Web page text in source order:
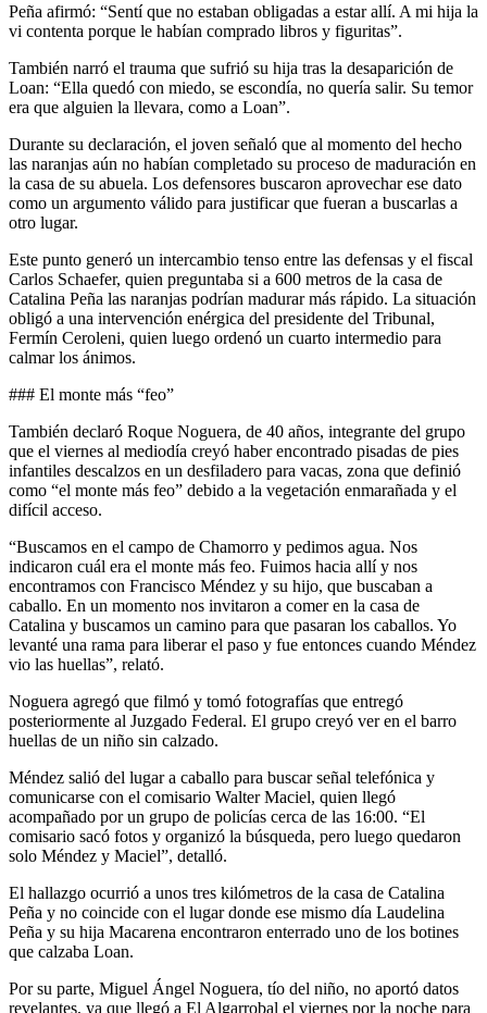
Peña afirmó: “Sentí que no estaban obligadas a estar allí. A mi hija la
vi contenta porque le habían comprado libros y figuritas”.
También narró el trauma que sufrió su hija tras la desaparición de
Loan: “Ella quedó con miedo, se escondía, no quería salir. Su temor
era que alguien la llevara, como a Loan”.
Durante su declaración, el joven señaló que al momento del hecho
las naranjas aún no habían completado su proceso de maduración en
la casa de su abuela. Los defensores buscaron aprovechar ese dato
como un argumento válido para justificar que fueran a buscarlas a
otro lugar.
Este punto generó un intercambio tenso entre las defensas y el fiscal
Carlos Schaefer, quien preguntaba si a 600 metros de la casa de
Catalina Peña las naranjas podrían madurar más rápido. La situación
obligó a una intervención enérgica del presidente del Tribunal,
Fermín Ceroleni, quien luego ordenó un cuarto intermedio para
calmar los ánimos.
### El monte más “feo”
También declaró Roque Noguera, de 40 años, integrante del grupo
que el viernes al mediodía creyó haber encontrado pisadas de pies
infantiles descalzos en un desfiladero para vacas, zona que definió
como “el monte más feo” debido a la vegetación enmarañada y el
difícil acceso.
“Buscamos en el campo de Chamorro y pedimos agua. Nos
indicaron cuál era el monte más feo. Fuimos hacia allí y nos
encontramos con Francisco Méndez y su hijo, que buscaban a
caballo. En un momento nos invitaron a comer en la casa de
Catalina y buscamos un camino para que pasaran los caballos. Yo
levanté una rama para liberar el paso y fue entonces cuando Méndez
vio las huellas”, relató.
Noguera agregó que filmó y tomó fotografías que entregó
posteriormente al Juzgado Federal. El grupo creyó ver en el barro
huellas de un niño sin calzado.
Méndez salió del lugar a caballo para buscar señal telefónica y
comunicarse con el comisario Walter Maciel, quien llegó
acompañado por un grupo de policías cerca de las 16:00. “El
comisario sacó fotos y organizó la búsqueda, pero luego quedaron
solo Méndez y Maciel”, detalló.
El hallazgo ocurrió a unos tres kilómetros de la casa de Catalina
Peña y no coincide con el lugar donde ese mismo día Laudelina
Peña y su hija Macarena encontraron enterrado uno de los botines
que calzaba Loan.
Por su parte, Miguel Ángel Noguera, tío del niño, no aportó datos
revelantes, ya que llegó a El Algarrobal el viernes por la noche para